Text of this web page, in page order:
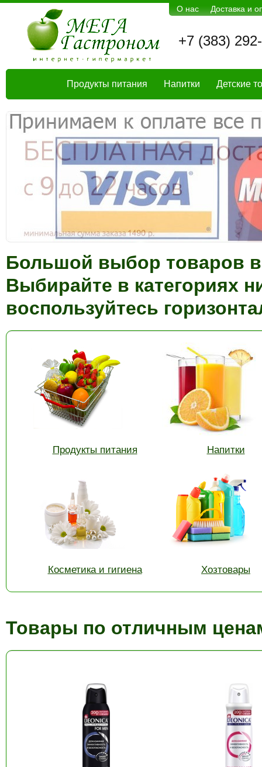
О нас Доставка и
+7 (383)
Продукты питания Напитки Детские
Большой выбор товаров
Выбирайте в категориях
воспользуйтесь
Продукты питания Напитки
Косметика и гигиена Хозтовары
Товары по отличным